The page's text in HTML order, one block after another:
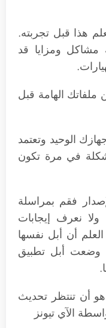
هذا قبل تجربته.
مشاكل ومزايا قد
الهامة قبل
الوحيد وتعتمد
في مرة تكون
فقم بمراسلة
نعرف إيجابات
أن أبل نفسها
وضعت أبل تطبيق
أن تنتظر تحديث